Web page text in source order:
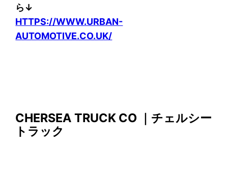
ら↓
HTTPS://WWW.URBAN-
AUTOMOTIVE.CO.UK/
CHERSEA TRUCK CO ｜チェルシー
トラック